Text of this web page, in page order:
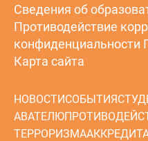
Сведения об
Противодействие
конфиденциальности
Карта сайта
НОВОСТИСОБЫТИЯ
АВАТЕЛЮ
ТЕРРОРИЗМА